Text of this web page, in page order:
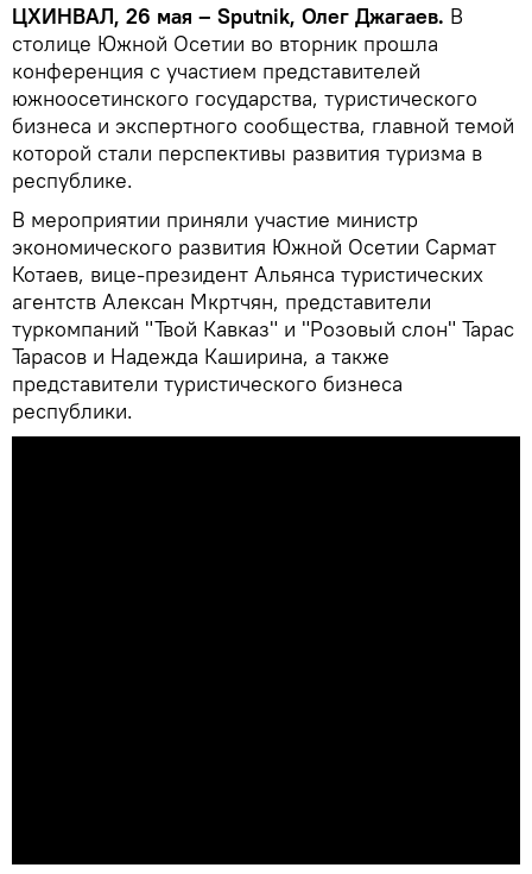
ЦХИНВАЛ, 26 мая – Sputnik, Олег Джагаев. В
столице Южной Осетии во вторник прошла
конференция с участием представителей
южноосетинского государства, туристического
бизнеса и экспертного сообщества, главной темой
которой стали перспективы развития туризма в
республике.
В мероприятии приняли участие министр
экономического развития Южной Осетии Сармат
Котаев, вице-президент Альянса туристических
агентств Алексан Мкртчян, представители
туркомпаний "Твой Кавказ" и "Розовый слон" Тарас
Тарасов и Надежда Каширина, а также
представители туристического бизнеса
республики.